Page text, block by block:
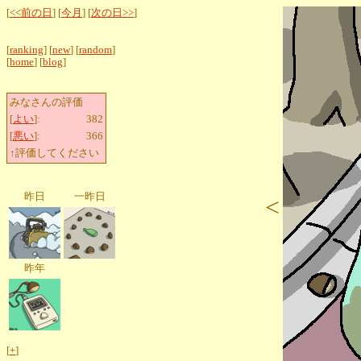
[<<前の日 ] [今月 ] [次の日>>]
[ranking] [new] [random]
[home] [blog]
みなさんの評価
[よい]:
382
[悪い]:
366
↑評価してください
昨日 一昨日
昨年
[+]
<